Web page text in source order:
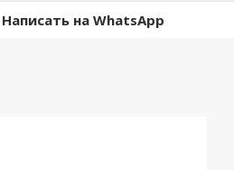
Написать на WhatsApp